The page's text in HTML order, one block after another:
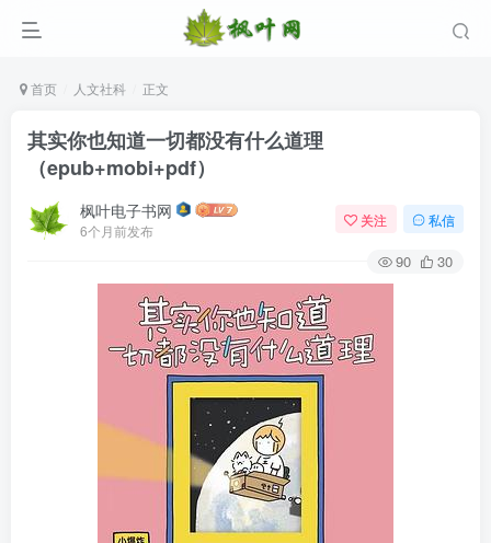
首页 人文社科 正文
其实你也知道一切都没有什么道理
（epub+mobi+pdf）
枫叶电子书网
6个月前发布
关注 私信
90 30
登录
没有账号？立即注册
用户名/手机号/邮箱
登录密码
记住登录 找回密码|